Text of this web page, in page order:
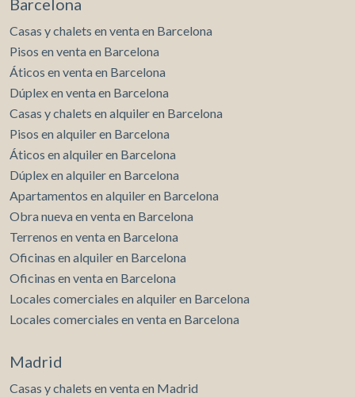
Barcelona
Casas y chalets en venta en Barcelona
Pisos en venta en Barcelona
Áticos en venta en Barcelona
Dúplex en venta en Barcelona
Casas y chalets en alquiler en Barcelona
Pisos en alquiler en Barcelona
Áticos en alquiler en Barcelona
Dúplex en alquiler en Barcelona
Apartamentos en alquiler en Barcelona
Obra nueva en venta en Barcelona
Terrenos en venta en Barcelona
Oficinas en alquiler en Barcelona
Oficinas en venta en Barcelona
Locales comerciales en alquiler en Barcelona
Locales comerciales en venta en Barcelona
Madrid
Casas y chalets en venta en Madrid